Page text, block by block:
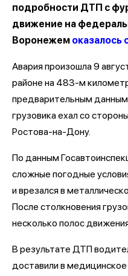
подробности ДТП с
движение на
Воронежем оказалось
Авария произошла 9
районе на 483-м
предварительным
грузовика ехал со
Ростова-на-Дону.
По данным
сложные погодные
и врезался в
После столкновения
несколько полос
В результате ДТП
доставили в